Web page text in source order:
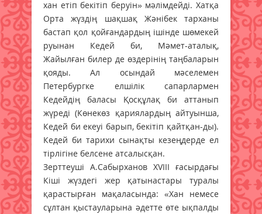
хан етіп бекітіп беруін» мәлімдейді. Хатқа
Орта жүздің шақшақ Жәнібек тарханы
бастап қол қойғандардың ішінде шөмекей
руынан Кедей би, Мәмет-аталық,
Жайылған билер де өздерінің таңбаларын
қояды. Ал осындай мәселемен
Петербургке елшілік сапарлармен
Кедейдің баласы Қосқұлақ би аттанып
жүреді (Көнекөз қариялардың айтуынша,
Кедей би екеуі барып, бекітіп қайтқан-ды).
Кедей би тарихи сынақты кезеңдерде ел
тірлігіне белсене атсалысқан.
Зерттеуші А.Сабырханов XVIII ғасырдағы
Кіші жүздегі жер қатынастары туралы
қарастырған мақаласында: «Хан немесе
сұлтан қыстауларына әдетте өте ықпалды